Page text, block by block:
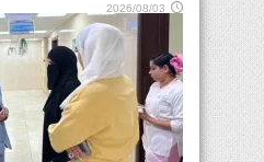
2026/08/03